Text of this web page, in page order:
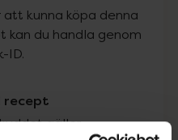
kunna köpa denna
kan du handla genom
ID.
recept
gäller